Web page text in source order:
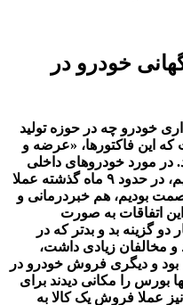
خودرو در
خودرو چه در حوزه تولید
این فاکتورها، «عرضه و
در مورد خودروهای داخلی
باید گزینه‌های مختلفی را متصور باشیم، در حدود ۹ ماه گذشته عملا
بودیم، هم خبردرمانی و
اتفاقات به صورت
گزینه بد و بدتر که در
مخالفان زیادی داشت،
و دیگری فروش خودرو در
بورس را مکانی دیدند برای
عملا فروش یک کالا به